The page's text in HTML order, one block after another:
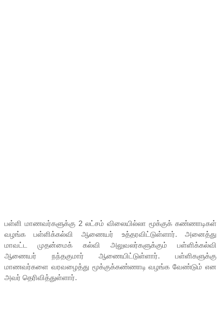
பள்ளி மாணவர்களுக்கு 2 லட்சம் விலையில்லா மூக்குக் கண்ணாடிகள்
வழங்க பள்ளிக்கல்வி ஆணையர் உத்தரவிட்டுள்ளார். அனைத்து
மாவட்ட முதன்மைக் கல்வி அலுவலர்களுக்கும் பள்ளிக்கல்வி
ஆணையர் நந்தகுமார் ஆணையிட்டுள்ளார். பள்ளிகளுக்கு
மாணவர்களை வரவழைத்து மூக்குக்கண்ணாடி வழங்க வேண்டும் என
அவர் தெரிவித்துள்ளார்.